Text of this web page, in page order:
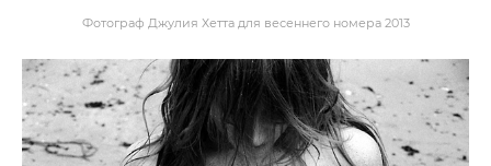
Фотограф Джулия Хетта для весеннего номера 2013